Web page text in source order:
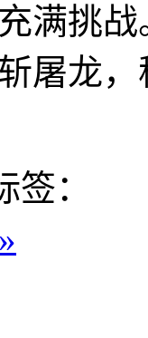
满挑
屠龙
签：